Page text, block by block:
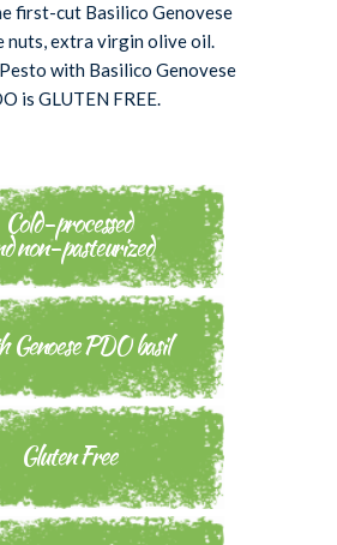
first-cut Basilico Genovese
nuts, extra virgin olive oil.
with Basilico Genovese
is GLUTEN FREE.
Cold-processed
non-pasteurized
Genoese PDO basil
Gluten Free